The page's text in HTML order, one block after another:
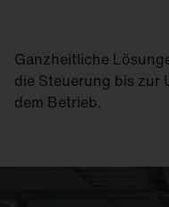
Ganzheitliche
die Steuerung bis zur
dem Betrieb.